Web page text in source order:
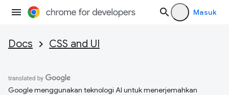
Masuk
Docs CSS and UI
Google menggunakan teknologi AI untuk menerjemahkan